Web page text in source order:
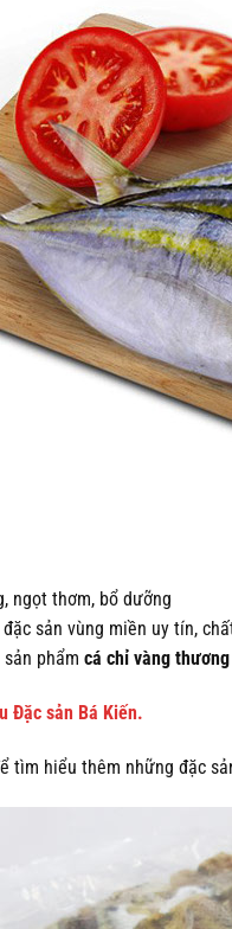
ngọt thơm, bổ dưỡng
sản vùng miền uy tín,
phẩm cá chỉ vàng
Đặc sản Bá Kiến.
tìm hiểu thêm những đặc